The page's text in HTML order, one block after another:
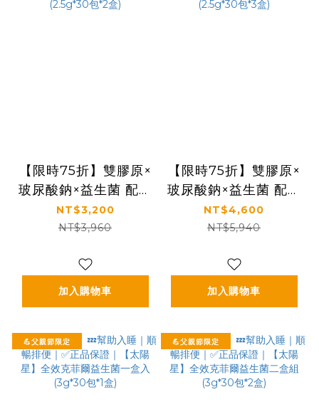
【限時75折】雙膠原×
玻尿酸鈉×益生菌 配方
升級｜【太陽星】關鍵
行動益生菌二盒組
NT$3,200
NT$3,960
加入購物車
【限時75折】雙膠原×
玻尿酸鈉×益生菌 配方
升級｜【太陽星】關鍵
行動益生菌三盒組
NT$4,600
NT$5,940
加入購物車
💪父親節限定 💪父親節限定